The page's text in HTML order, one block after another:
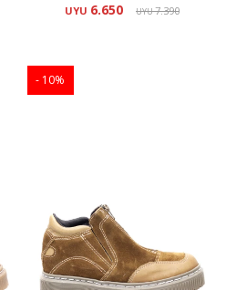
UYU 6.650 UYU7.390
10